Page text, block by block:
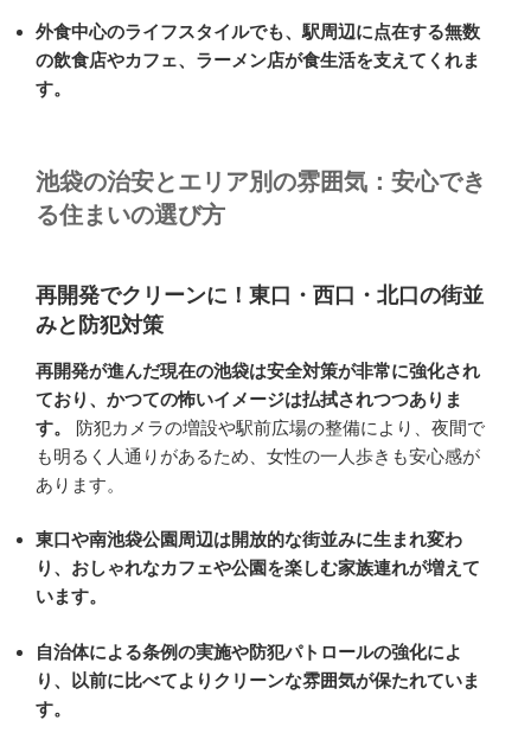
外食中心のライフスタイルでも、駅周辺に点在する無数
の飲食店やカフェ、ラーメン店が食生活を支えてくれま
す。
池袋の治安とエリア別の雰囲気：安心でき
る住まいの選び方
再開発でクリーンに！東口・西口・北口の街並
みと防犯対策
再開発が進んだ現在の池袋は安全対策が非常に強化され
ており、かつての怖いイメージは払拭されつつありま
す。
防犯カメラの増設や駅前広場の整備により、夜間で
も明るく人通りがあるため、女性の一人歩きも安心感が
あります。
東口や南池袋公園周辺は開放的な街並みに生まれ変わ
り、おしゃれなカフェや公園を楽しむ家族連れが増えて
います。
自治体による条例の実施や防犯パトロールの強化によ
り、以前に比べてよりクリーンな雰囲気が保たれていま
す。